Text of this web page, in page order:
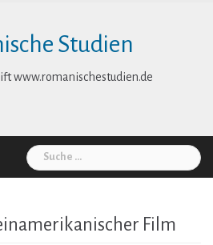
Studien
www.romanischestudien.de
Suche
nach:
Film